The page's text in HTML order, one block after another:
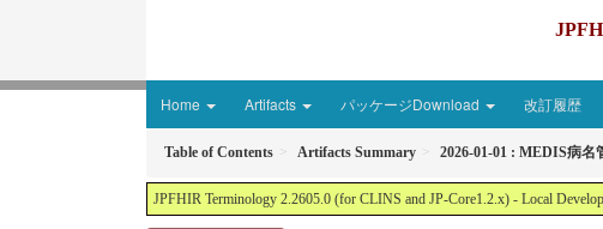
Home Artifacts パッケージDownload 改訂履歴
Table of Contents Artifacts Summary 2026-01-01 : MEDIS病名
JPFHIR Terminology 2.2605.0 (for CLINS and JP-Core1.2.x) - Local